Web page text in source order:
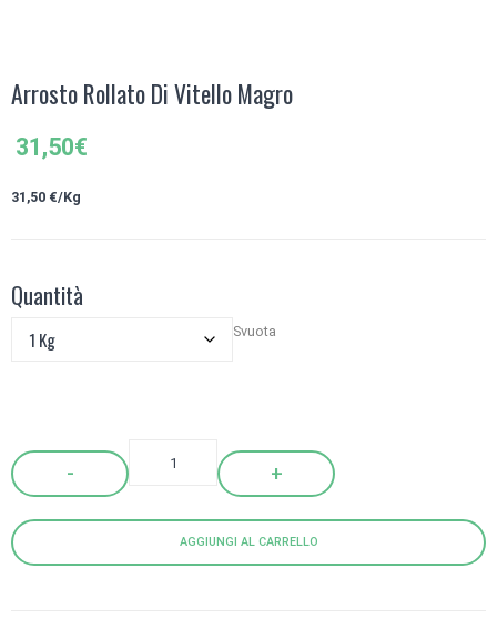
Arrosto Rollato Di Vitello Magro
31,50€
31,50 €/Kg
Quantità
Svuota
Quantity
AGGIUNGI AL CARRELLO